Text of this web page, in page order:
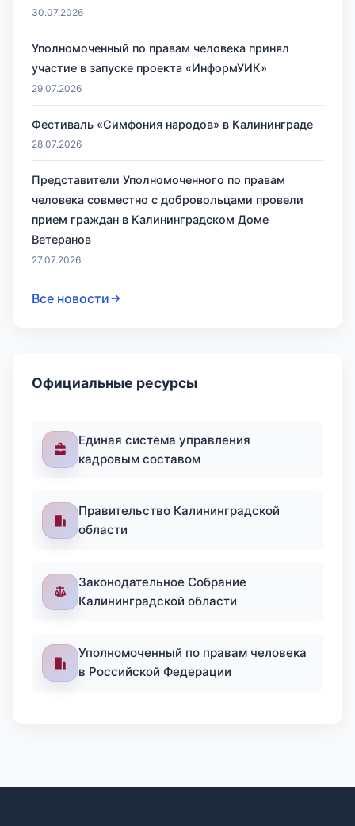
30.07.2026
Уполномоченный по правам человека принял
участие в запуске проекта «ИнформУИК»
29.07.2026
Фестиваль «Симфония народов» в Калининграде
28.07.2026
Представители Уполномоченного по правам
человека совместно с добровольцами провели
прием граждан в Калининградском Доме
Ветеранов
27.07.2026
Все новости
Официальные ресурсы
Единая система управления
кадровым составом
Правительство Калининградской
области
Законодательное Собрание
Калининградской области
Уполномоченный по правам человека
в Российской Федерации